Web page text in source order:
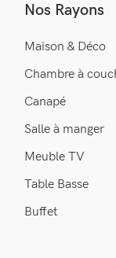
Nos Rayons
Maison & Déco
Chambre à
Canapé
Salle à manger
Meuble TV
Table Basse
Buffet